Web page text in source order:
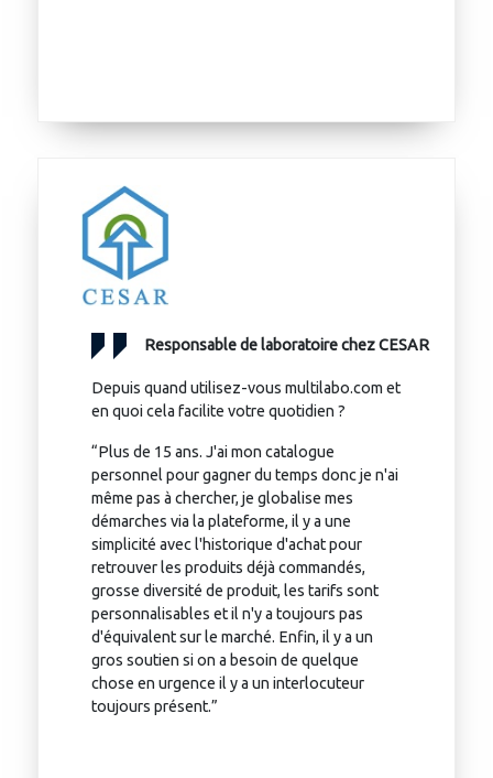
Responsable de laboratoire chez CESAR
Depuis quand utilisez-vous multilabo.com et
en quoi cela facilite votre quotidien ?
“Plus de 15 ans. J'ai mon catalogue
personnel pour gagner du temps donc je n'ai
même pas à chercher, je globalise mes
démarches via la plateforme, il y a une
simplicité avec l'historique d'achat pour
retrouver les produits déjà commandés,
grosse diversité de produit, les tarifs sont
personnalisables et il n'y a toujours pas
d'équivalent sur le marché. Enfin, il y a un
gros soutien si on a besoin de quelque
chose en urgence il y a un interlocuteur
toujours présent.”